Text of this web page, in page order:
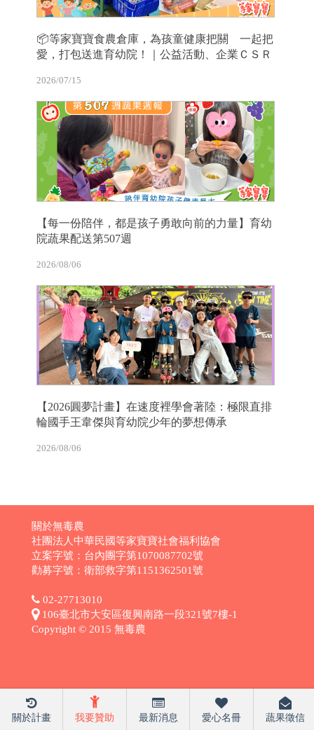
📦等家寶寶食農倉庫，為孩童健康把關 一起把
愛，打包送進育幼院！｜公益活動、企業ＣＳＲ
2026/07/15
【每一份陪伴，都是孩子勇敢向前的力量】育幼
院蔬果配送第507週
2026/08/06
【2026圓夢計畫】在速度裡學會著陸：極限直排
輪國手王韋傑與育幼院少年的夢想傳承
2026/08/06
關於計畫 我要贊助 最新消息 愛心名冊 蔬果徵信
關於無毒農
社團法人中華民國等家寶寶社會福利協會
立案字號：台內團字第1070087702號
勸募字號：衛部救字第1151362501號
02-27713010
106臺北市大安區復興南路一段321號7樓-1
Copyright © 2015 無毒農